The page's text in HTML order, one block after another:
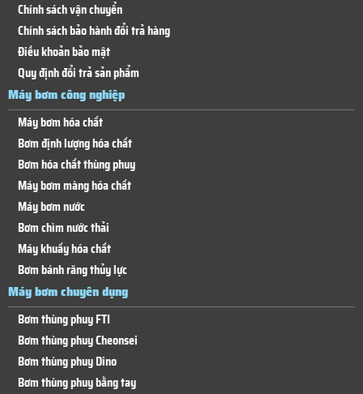
Chính sách vận chuyển
Chính sách bảo hành đổi trả hàng
Điều khoản bảo mật
Quy định đổi trả sản phẩm
Máy bơm công nghiệp
Máy bơm hóa chất
Bơm định lượng hóa chất
Bơm hóa chất thùng phuy
Máy bơm màng hóa chất
Máy bơm nước
Bơm chìm nước thải
Máy khuấy hóa chất
Bơm bánh răng thủy lực
Máy bơm chuyên dụng
Bơm thùng phuy FTI
Bơm thùng phuy Cheonsei
Bơm thùng phuy Dino
Bơm thùng phuy bằng tay